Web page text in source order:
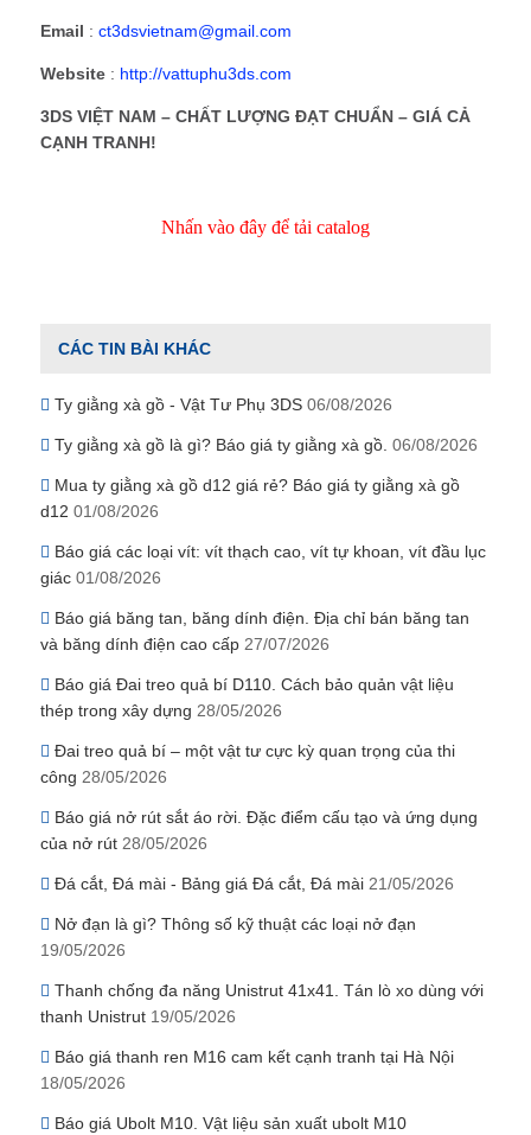
Email : ct3dsvietnam@gmail.com
Website : http://vattuphu3ds.com
3DS VIỆT NAM – CHẤT LƯỢNG ĐẠT CHUẨN – GIÁ CẢ
CẠNH TRANH!
Nhấn vào đây để tải catalog
CÁC TIN BÀI KHÁC
Ty giằng xà gồ - Vật Tư Phụ 3DS 06/08/2026
Ty giằng xà gồ là gì? Báo giá ty giằng xà gồ. 06/08/2026
Mua ty giằng xà gồ d12 giá rẻ? Báo giá ty giằng xà gồ
d12 01/08/2026
Báo giá các loại vít: vít thạch cao, vít tự khoan, vít đầu lục
giác 01/08/2026
Báo giá băng tan, băng dính điện. Địa chỉ bán băng tan
và băng dính điện cao cấp 27/07/2026
Báo giá Đai treo quả bí D110. Cách bảo quản vật liệu
thép trong xây dựng 28/05/2026
Đai treo quả bí – một vật tư cực kỳ quan trọng của thi
công 28/05/2026
Báo giá nở rút sắt áo rời. Đặc điểm cấu tạo và ứng dụng
của nở rút 28/05/2026
Đá cắt, Đá mài - Bảng giá Đá cắt, Đá mài 21/05/2026
Nở đạn là gì? Thông số kỹ thuật các loại nở đạn
19/05/2026
Thanh chống đa năng Unistrut 41x41. Tán lò xo dùng với
thanh Unistrut 19/05/2026
Báo giá thanh ren M16 cam kết cạnh tranh tại Hà Nội
18/05/2026
Báo giá Ubolt M10. Vật liệu sản xuất ubolt M10